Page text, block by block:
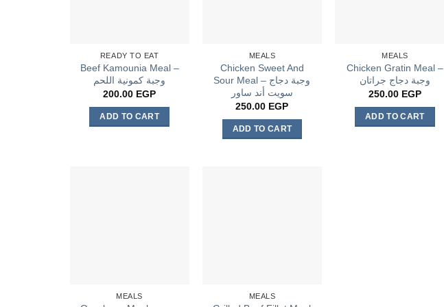
READY TO EAT
Beef Kamounia Meal –
وجبة كمونية اللحم
200.00 EGP
ADD TO CART
MEALS
Chicken Sweet And
Sour Meal – وجبة دجاج
سويت أند ساور
250.00 EGP
ADD TO CART
MEALS
Chicken Gratin Meal –
وجبة دجاج جراتان
250.00 EGP
ADD TO CART
MEALS MEALS